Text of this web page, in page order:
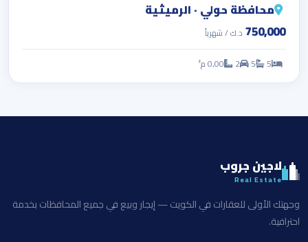
محافظة حولي · الرميثية
750,000د.ك / شهرياً
5
5
2 0,00 م²
لاجين جروب
Real Estate
وجهتك الأولى للعقارات في الكويت — إيجار وبيع في جميع المحافظات بخدمة
احترافية.